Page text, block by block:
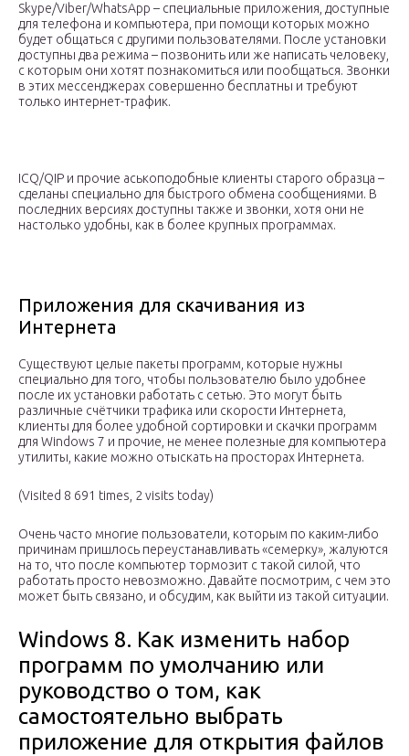
Skype/Viber/WhatsApp – специальные приложения, доступные
для телефона и компьютера, при помощи которых можно
будет общаться с другими пользователями. После установки
доступны два режима – позвонить или же написать человеку,
с которым они хотят познакомиться или пообщаться. Звонки
в этих мессенджерах совершенно бесплатны и требуют
только интернет-трафик.
ICQ/QIP и прочие аськоподобные клиенты старого образца –
сделаны специально для быстрого обмена сообщениями. В
последних версиях доступны также и звонки, хотя они не
настолько удобны, как в более крупных программах.
Приложения для скачивания из
Интернета
Существуют целые пакеты программ, которые нужны
специально для того, чтобы пользователю было удобнее
после их установки работать с сетью. Это могут быть
различные счётчики трафика или скорости Интернета,
клиенты для более удобной сортировки и скачки программ
для Windows 7 и прочие, не менее полезные для компьютера
утилиты, какие можно отыскать на просторах Интернета.
(Visited 8 691 times, 2 visits today)
Очень часто многие пользователи, которым по каким-либо
причинам пришлось переустанавливать «семерку», жалуются
на то, что после компьютер тормозит с такой силой, что
работать просто невозможно. Давайте посмотрим, с чем это
может быть связано, и обсудим, как выйти из такой ситуации.
Windows 8. Как изменить набор
программ по умолчанию или
руководство о том, как
самостоятельно выбрать
приложение для открытия файлов